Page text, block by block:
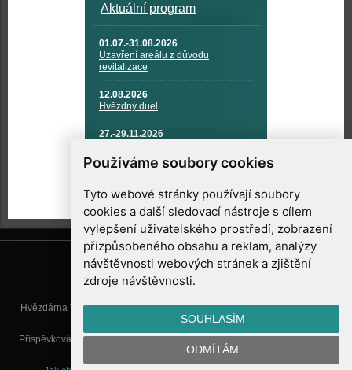
Používáme soubory cookies
Tyto webové stránky používají soubory
cookies a další sledovací nástroje s cílem
vylepšení uživatelského prostředí, zobrazení
přizpůsobeného obsahu a reklam, analýzy
návštěvnosti webových stránek a zjištění
zdroje návštěvnosti.
SOUHLASÍM
ODMÍTÁM
Aktuální program
01.07.-31.08.2026
Uzavření areálu z důvodu
revitalizace
12.08.2026
Hvězdný duel
27.-29.11.2026
TECHNIKA A KOSMICKÉ
TECHNOLOGIE
Hvězdárna Valašské Meziříčí, příspěvková organizace, Vsetínská 78, 757
01 Valašské Meziříčí
Příspěvková organizace Zlínského kraje. Telefon:571 611 928, Mobil:777
info@astrovm.cz